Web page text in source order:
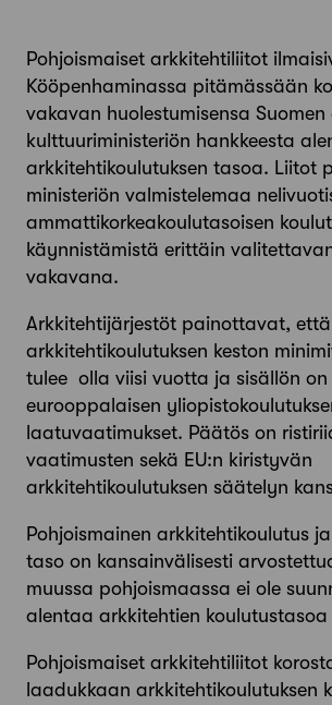
Pohjoismaiset arkkitehtiliitot
Kööpenhaminassa pitämässään
vakavan huolestumisensa
kulttuuriministeriön hankkeesta
arkkitehtikoulutuksen tasoa. Liitot
ministeriön valmistelemaa
ammattikorkeakoulutasoisen
käynnistämistä erittäin
vakavana.
Arkkitehtijärjestöt painottavat, että
arkkitehtikoulutuksen keston
tulee olla viisi vuotta ja sisällön
eurooppalaisen
laatuvaatimukset. Päätös on
vaatimusten sekä EU:n kiristyvän
arkkitehtikoulutuksen säätelyn
Pohjoismainen arkkitehtikoulutus
taso on kansainvälisesti
muussa pohjoismaassa ei ole
alentaa arkkitehtien
Pohjoismaiset arkkitehtiliitot
laadukkaan arkkitehtikoulutuksen